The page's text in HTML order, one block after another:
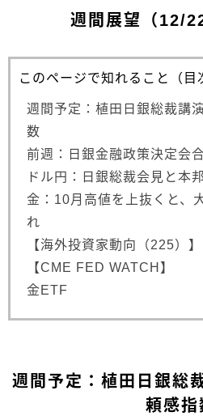
週間展望（12/
このページで知れること（目
週間予定：植田日銀総裁講
数
前週：日銀金融政策決定会
ドル円：日銀総裁会見と本
金：10月高値を上抜くと、
れ
【海外投資家動向（225）】
【CME FED WATCH】
金ETF
週間予定：植田日銀総
頼感指